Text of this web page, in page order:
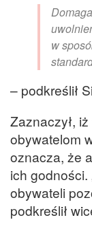
w
– podkreślił
Zaznaczył,
obywatelom
oznacza, że
ich
obywateli
podkreślił